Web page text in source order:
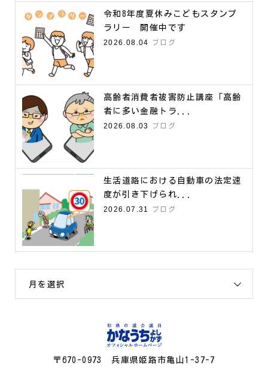
令和8年度夏休みこどもスタンプ
ラリー 開催中です
2026.08.04
ブログ
高齢者消費者被害防止講座「高齢
者に多い金融トラ...
2026.08.03
ブログ
生活道路における自動車の法定速
度が引き下げられ...
2026.07.31
ブログ
月を選択
〒670-0973 兵庫県姫路市亀山1-37-7